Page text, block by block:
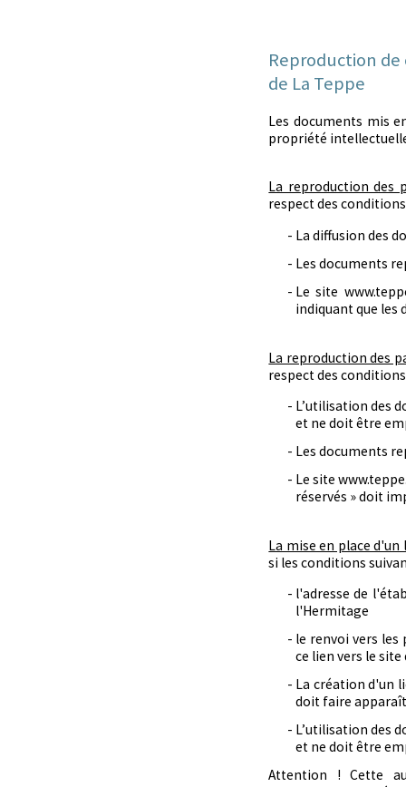
Reproduction
de La Teppe
Les documents mis
propriété
La reproduction des
respect des
La diffusion des
Les documents
Le site
indiquant que
La reproduction des
respect des
L’utilisation des
et ne doit être
Les documents
Le site
réservés » doit
La mise en place
si les conditions
l'adresse de
l'Hermitage
le renvoi vers
ce lien vers le
La création d'un
doit faire
L’utilisation des
et ne doit être
Attention ! Cette